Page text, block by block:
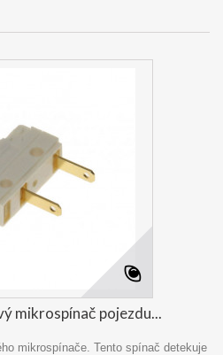
mikrospínač pojezdu...
mikrospínače. Tento spínač detekuje